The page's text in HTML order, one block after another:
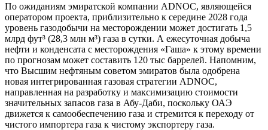
По ожиданиям эмиратской компании ADNOC, являющейся
оператором проекта, приблизительно к середине 2028 года
уровень газодобычи на месторождении может достигать 1,5
млрд фут³ (28,3 млн м³) газа в сутки. А ежесуточная добыча
нефти и конденсата с месторождения «Гаша» к этому времени
по прогнозам может составить 120 тыс баррелей. Напомним,
что Высшим нефтяным советом эмиратов была одобрена
новая интегрированная газовая стратегии ADNOC,
направленная на разработку и максимизацию стоимости
значительных запасов газа в Абу-Даби, поскольку ОАЭ
движется к самообеспечению газа и стремится к переходу от
чистого импортера газа к чистому экспортеру газа.